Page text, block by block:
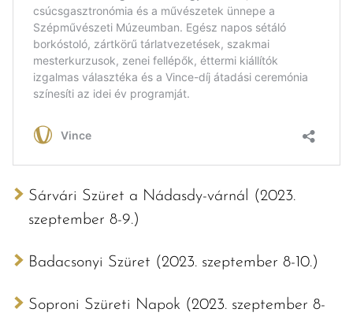
Sárvári Szüret a Nádasdy-várnál (2023.
szeptember 8-9.)
Badacsonyi Szüret (2023. szeptember 8-10.)
Soproni Szüreti Napok (2023. szeptember 8-